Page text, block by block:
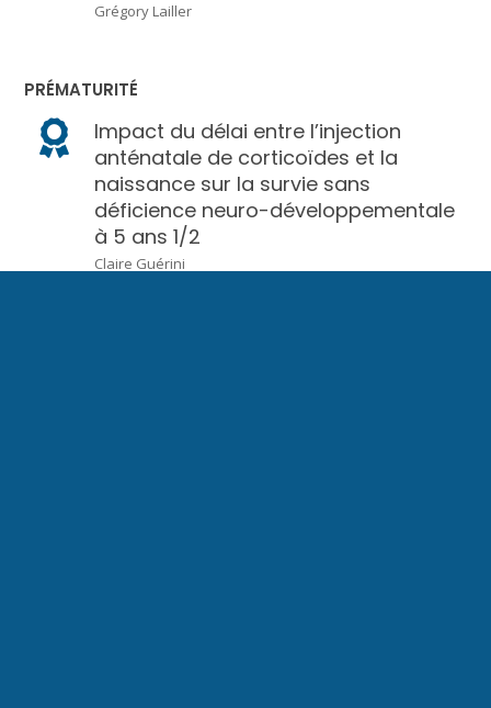
Grégory Lailler
PRÉMATURITÉ
Impact du délai entre l’injection
anténatale de corticoïdes et la
naissance sur la survie sans
déficience neuro-développementale
à 5 ans 1/2
Claire Guérini